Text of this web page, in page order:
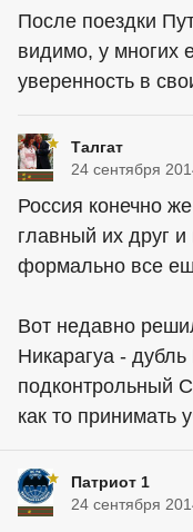
После поездки
видимо, у многих
уверенность в
Талгат
24 сентября
Россия конечно
главный их друг
формально все
Вот недавно
Никарагуа -
подконтрольный
как то принимать
Патриот 1
24 сентября